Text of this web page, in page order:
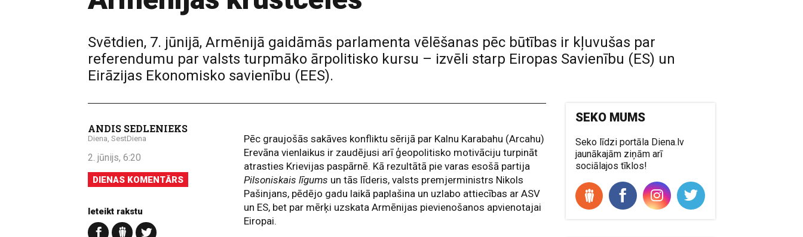
Svētdien, 7. jūnijā, Armēnijā gaidāmās parlamenta vēlēšanas pēc būtības ir kļuvušas par
referendumu par valsts turpmāko ārpolitisko kursu – izvēli starp Eiropas Savienību (ES) un
Eirāzijas Ekonomisko savienību (EES).
ANDIS SEDLENIEKS
Diena, SestDiena
2. jūnijs, 6:20
DIENAS KOMENTĀRS
Ieteikt rakstu
Pēc graujošās sakāves konfliktu sērijā par Kalnu Karabahu (Arcahu)
Erevāna vienlaikus ir zaudējusi arī ģeopolitisko motivāciju turpināt
atrasties Krievijas paspārnē. Kā rezultātā pie varas esošā partija
Pilsoniskais līgums un tās līderis, valsts premjerministrs Nikols
Pašinjans, pēdējo gadu laikā paplašina un uzlabo attiecības ar ASV
un ES, bet par mērķi uzskata Armēnijas pievienošanos apvienotajai
Eiropai.
SEKO MUMS
Seko līdzi portāla Diena.lv
jaunākajām ziņām arī
sociālajos tīklos!